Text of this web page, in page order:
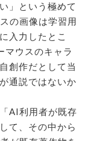
」という極めて
の画像は学習用
入力したとこ
マウスのキャラ
創作だとして当
通説ではないか
AI利用者が既存
て、その中から